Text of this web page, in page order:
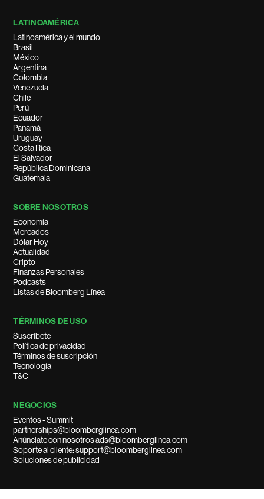
LATINOAMÉRICA
Latinoamérica y el mundo
Brasil
México
Argentina
Colombia
Venezuela
Chile
Perú
Ecuador
Panamá
Uruguay
Costa Rica
El Salvador
República Dominicana
Guatemala
SOBRE NOSOTROS
Economía
Mercados
Dólar Hoy
Actualidad
Cripto
Finanzas Personales
Podcasts
Listas de Bloomberg Línea
TÉRMINOS DE USO
Suscríbete
Política de privacidad
Términos de suscripción
Tecnología
T&C
NEGOCIOS
Eventos - Summit
partnerships@bloomberglinea.com
Anúnciate con nosotros ads@bloomberglinea.com
Soporte al cliente: support@bloomberglinea.com
Soluciones de publicidad